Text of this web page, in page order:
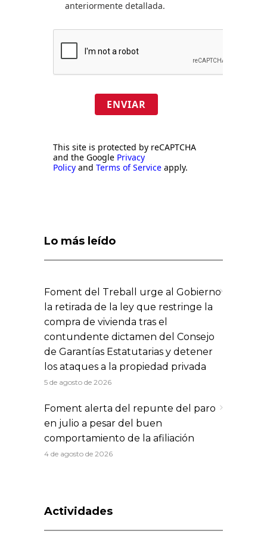
anteriormente detallada.
ENVIAR
This site is protected by reCAPTCHA
and the Google Privacy
Policy and Terms of Service apply.
Lo más leído
Foment del Treball urge al Gobierno
la retirada de la ley que restringe la
compra de vivienda tras el
contundente dictamen del Consejo
de Garantías Estatutarias y detener
los ataques a la propiedad privada
5 de agosto de 2026
Foment alerta del repunte del paro
en julio a pesar del buen
comportamiento de la afiliación
4 de agosto de 2026
Actividades